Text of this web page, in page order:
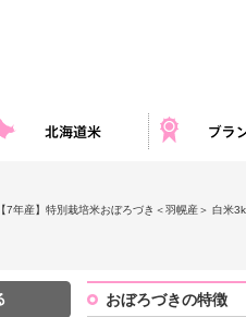
【7年産】特別栽培米おぼろづき＜羽幌産＞ 白米
おぼろづきの特徴